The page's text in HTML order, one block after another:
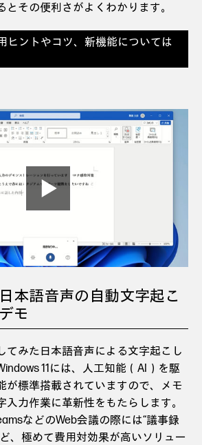
とその便利さがよくわかります。
ヒントやコツ、新機能については
本語音声の自動文字起こ
モ
てみた日本語音声による文字起こし
11には、人工知能（AI）を駆
が標準搭載されていますので、メモ
入力作業に革新性をもたらします。
などのWeb会議の際には“議事録
、極めて費用対効果が高いソリュー